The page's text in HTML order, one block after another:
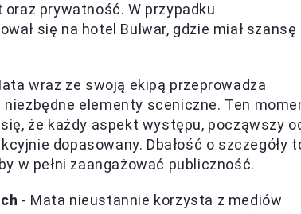
prywatność. W przypadku
się na hotel Bulwar, gdzie miał szansę
wraz ze swoją ekipą przeprowadza
elementy sceniczne. Ten
że każdy aspekt występu, począwszy
dopasowany. Dbałość o szczegóły
w pełni zaangażować publiczność.
- Mata nieustannie korzysta z mediów